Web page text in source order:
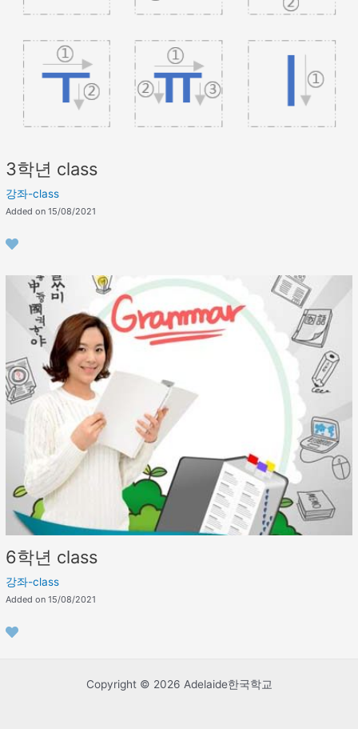
3학년 class
강좌-class
Added on 15/08/2021
6학년 class
강좌-class
Added on 15/08/2021
Copyright © 2026 Adelaide한국학교